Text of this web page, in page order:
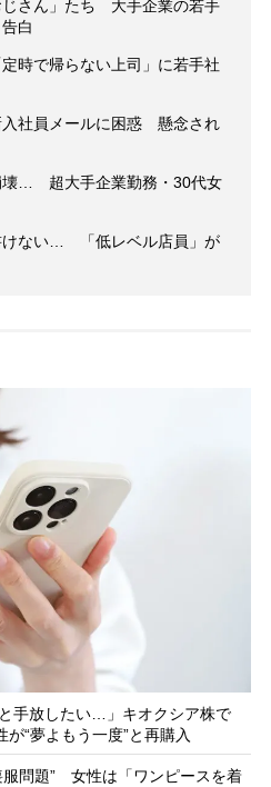
じさん」たち 大手企業の若手
白
時で帰らない上司」に若手社
入社員メールに困惑 懸念され
壊… 超大手企業勤務・30代女
けない… 「低レベル店員」が
手放したい…」キオクシア株で
“夢よもう一度”と再購入
服問題” 女性は「ワンピースを着